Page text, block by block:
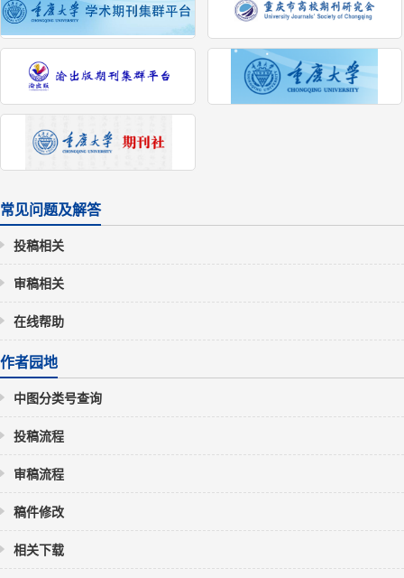
常见问题及解答
投稿相关
审稿相关
在线帮助
作者园地
中图分类号查询
投稿流程
审稿流程
稿件修改
相关下载